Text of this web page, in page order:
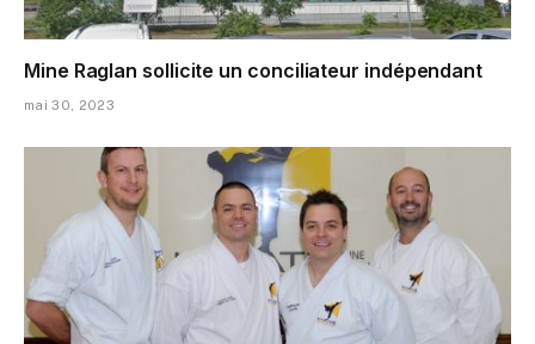
Mine Raglan sollicite un conciliateur indépendant
mai 30, 2023